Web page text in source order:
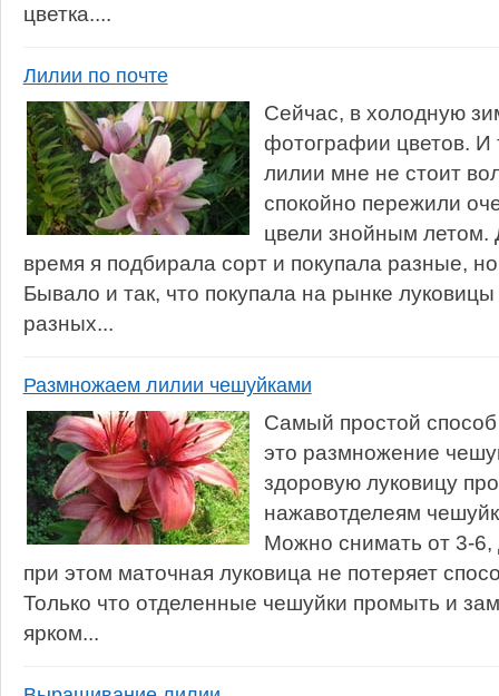
цветка....
Лилии по почте
Сейчас, в холодную
фотографии цветов. И
лилии мне не стоит
спокойно пережили
цвели знойным летом.
время я подбирала сорт и покупала разные,
Бывало и так, что покупала на рынке
разных...
Размножаем лилии чешуйками
Самый простой
это размножение
здоровую луковицу
нажавотделеям
Можно снимать от 3-
при этом маточная луковица не потеряет
Только что отделенные чешуйки промыть и
ярком...